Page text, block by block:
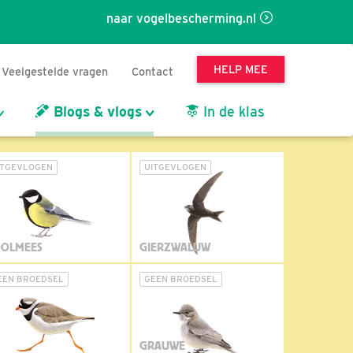
naar vogelbescherming.nl
Veelgestelde vragen Contact HELP MEE
Blogs & vlogs In de klas
UITGEVLOGEN
GIERZWALUW
BROEDSEL GEEN BROEDSEL
GRAUWE